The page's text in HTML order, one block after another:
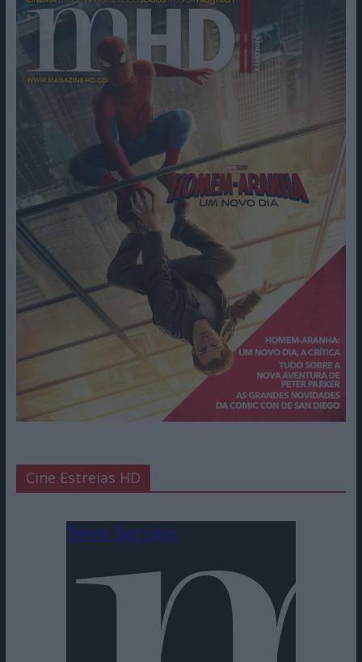
Cine Estreias HD